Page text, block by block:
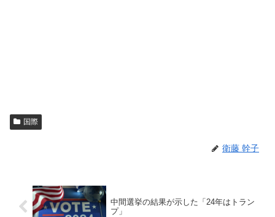
国際
衛藤 幹子
中間選挙の結果が示した「24年はトラン
プ」